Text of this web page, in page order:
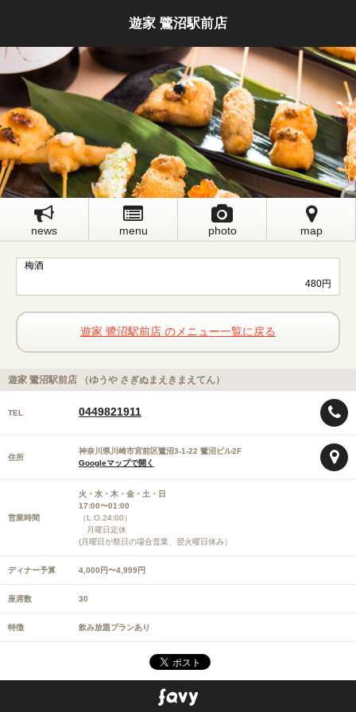
遊家 鷺沼駅前店
news menu photo map
梅酒
480円
遊家 鷺沼駅前店 のメニュー一覧に戻る
遊家 鷺沼駅前店 （ゆうや さぎぬまえきまえてん）
TEL 0449821911
住所
神奈川県川崎市宮前区鷺沼3-1-22 鷺沼ビル2F
Googleマップで開く
営業時間
火・水・木・金・土・日
17:00〜01:00
（L.O.24:00）
月曜日定休
(月曜日が祭日の場合営業、翌火曜日休み）
ディナー予算 4,000円〜4,999円
座席数 30
特徴 飲み放題プランあり